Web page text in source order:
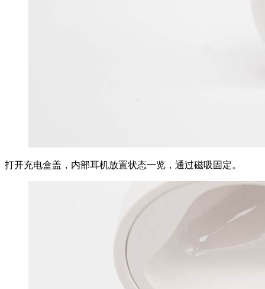
打开充电盒盖，内部耳机放置状态一览，通过磁吸固定。